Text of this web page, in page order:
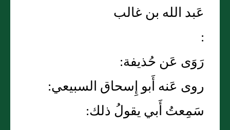
عَبد الله بن غالب
:
رَوَى عَن حُذيفة:
روى عَنه أَبو إِسحاق السبيعي:
سَمِعتُ أَبي يقولُ ذلك: